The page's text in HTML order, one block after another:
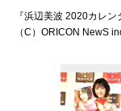
『浜辺美波 2020カレ
（C）ORICON NewS